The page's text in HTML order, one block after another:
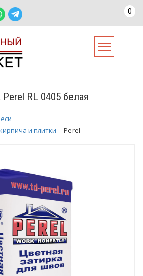
0
RL 0405 белая
и плитки
Perel